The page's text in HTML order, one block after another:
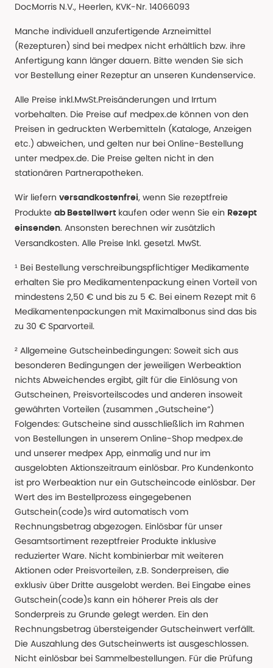
DocMorris N.V., Heerlen, KVK-Nr. 14066093
Manche individuell anzufertigende Arzneimittel
(Rezepturen) sind bei medpex nicht erhältlich bzw. ihre
Anfertigung kann länger dauern. Bitte wenden Sie sich
vor Bestellung einer Rezeptur an unseren Kundenservice.
Alle Preise inkl.MwSt.Preisänderungen und Irrtum
vorbehalten. Die Preise auf medpex.de können von den
Preisen in gedruckten Werbemitteln (Kataloge, Anzeigen
etc.) abweichen, und gelten nur bei Online-Bestellung
unter medpex.de. Die Preise gelten nicht in den
stationären Partnerapotheken.
Wir liefern versandkostenfrei, wenn Sie rezeptfreie
Produkte ab Bestellwert kaufen oder wenn Sie ein Rezept
einsenden. Ansonsten berechnen wir zusätzlich
Versandkosten. Alle Preise Inkl. gesetzl. MwSt.
¹ Bei Bestellung verschreibungspflichtiger Medikamente
erhalten Sie pro Medikamentenpackung einen Vorteil von
mindestens 2,50 € und bis zu 5 €. Bei einem Rezept mit 6
Medikamentenpackungen mit Maximalbonus sind das bis
zu 30 € Sparvorteil.
² Allgemeine Gutscheinbedingungen: Soweit sich aus
besonderen Bedingungen der jeweiligen Werbeaktion
nichts Abweichendes ergibt, gilt für die Einlösung von
Gutscheinen, Preisvorteilscodes und anderen insoweit
gewährten Vorteilen (zusammen „Gutscheine“)
Folgendes: Gutscheine sind ausschließlich im Rahmen
von Bestellungen in unserem Online-Shop medpex.de
und unserer medpex App, einmalig und nur im
ausgelobten Aktionszeitraum einlösbar. Pro Kundenkonto
ist pro Werbeaktion nur ein Gutscheincode einlösbar. Der
Wert des im Bestellprozess eingegebenen
Gutschein(code)s wird automatisch vom
Rechnungsbetrag abgezogen. Einlösbar für unser
Gesamtsortiment rezeptfreier Produkte inklusive
reduzierter Ware. Nicht kombinierbar mit weiteren
Aktionen oder Preisvorteilen, z.B. Sonderpreisen, die
exklusiv über Dritte ausgelobt werden. Bei Eingabe eines
Gutschein(code)s kann ein höherer Preis als der
Sonderpreis zu Grunde gelegt werden. Ein den
Rechnungsbetrag übersteigender Gutscheinwert verfällt.
Die Auszahlung des Gutscheinwerts ist ausgeschlossen.
Nicht einlösbar bei Sammelbestellungen. Für die Prüfung